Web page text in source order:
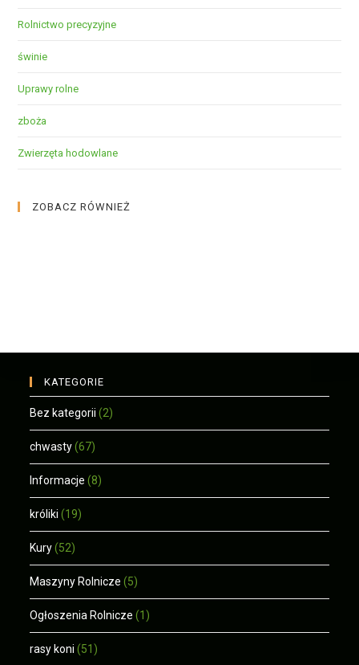
Rolnictwo precyzyjne
świnie
Uprawy rolne
zboża
Zwierzęta hodowlane
ZOBACZ RÓWNIEŻ
KATEGORIE
Bez kategorii (2)
chwasty (67)
Informacje (8)
króliki (19)
Kury (52)
Maszyny Rolnicze (5)
Ogłoszenia Rolnicze (1)
rasy koni (51)